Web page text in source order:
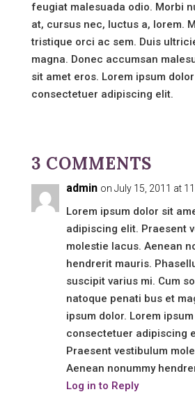
feugiat malesuada odio. Morbi
at, cursus nec, luctus a, lorem.
tristique orci ac sem. Duis
magna. Donec accumsan
sit amet eros. Lorem ipsum
consectetuer adipiscing elit.
3 COMMENTS
admin on July 15, 2011 at
Lorem ipsum dolor sit
adipiscing elit. Praesent
molestie lacus. Aenean
hendrerit mauris.
suscipit varius mi. Cum
natoque penati bus et
ipsum dolor. Lorem
consectetuer adipiscing
Praesent vestibulum
Aenean nonummy
Log in to Reply